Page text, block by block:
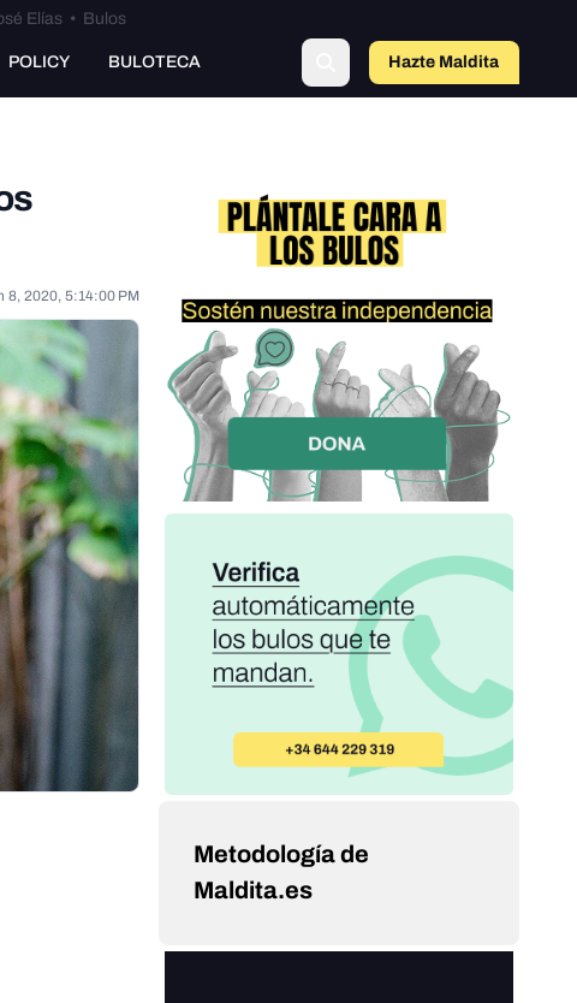
Elías • Bulos
POLICY BULOTECA Hazte Maldito
a
8, 2020, 5:14:00 PM
Metodología de
Maldita.es